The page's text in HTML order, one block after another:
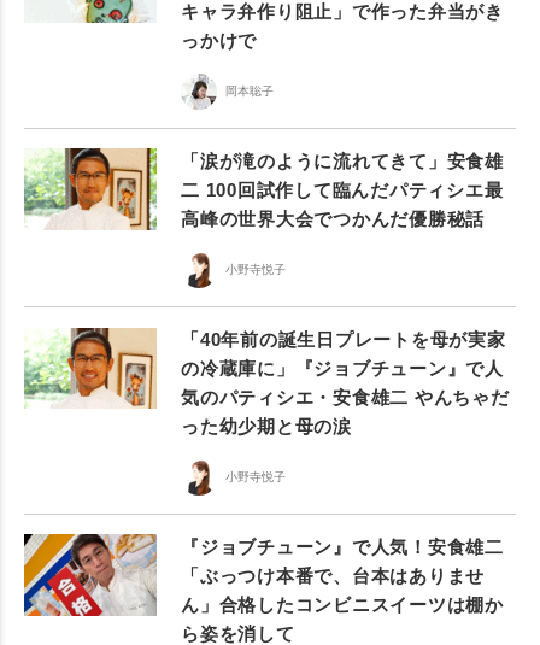
キャラ弁作り阻止」で作った弁当がき
っかけで
岡本聡子
「涙が滝のように流れてきて」安食雄
二 100回試作して臨んだパティシエ最
高峰の世界大会でつかんだ優勝秘話
小野寺悦子
「40年前の誕生日プレートを母が実家
の冷蔵庫に」『ジョブチューン』で人
気のパティシエ・安食雄二 やんちゃだ
った幼少期と母の涙
小野寺悦子
『ジョブチューン』で人気！安食雄二
「ぶっつけ本番で、台本はありませ
ん」合格したコンビニスイーツは棚か
ら姿を消して